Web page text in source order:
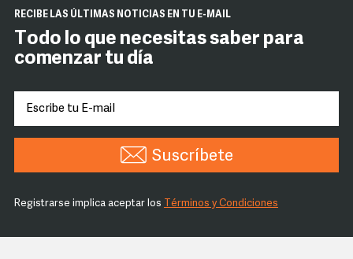
RECIBE LAS ÚLTIMAS NOTICIAS EN TU E-MAIL
Todo lo que necesitas saber para
comenzar tu día
Suscríbete
Registrarse implica aceptar los Términos y Condiciones